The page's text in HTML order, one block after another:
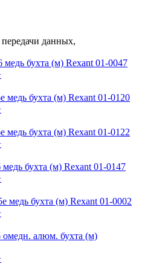
данных,
бухта (м) Rexant 01-0047
медь бухта (м) Rexant 01-0120
медь бухта (м) Rexant 01-0122
бухта (м) Rexant 01-0147
медь бухта (м) Rexant 01-0002
омедн. алюм. бухта (м)